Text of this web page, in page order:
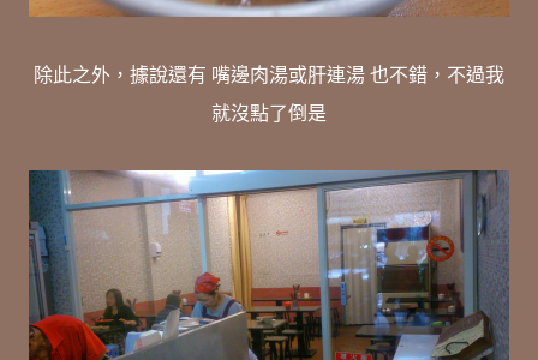
除此之外，據說還有 嘴邊肉湯或肝連湯 也不錯，不過我
就沒點了倒是